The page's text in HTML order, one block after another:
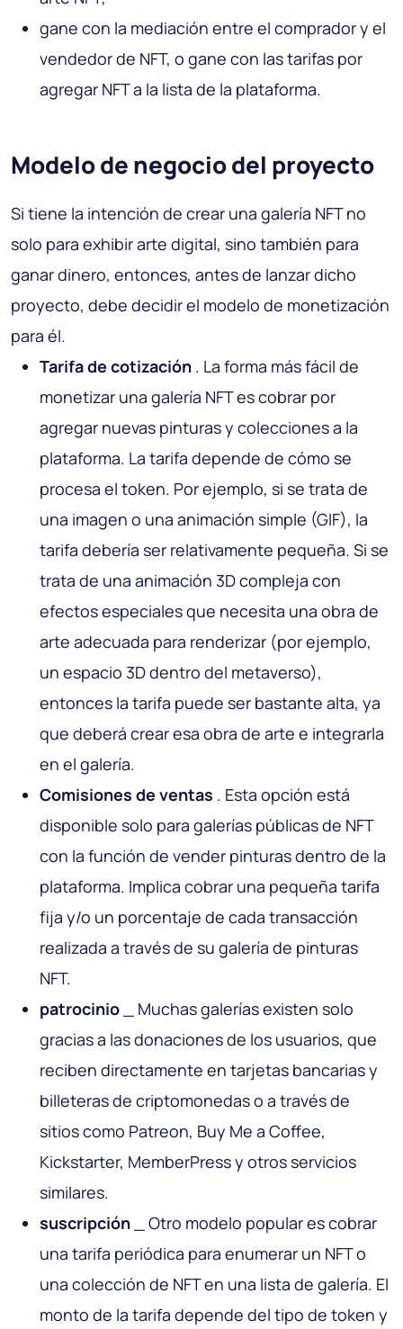
gane con la mediación entre el comprador y el
vendedor de NFT, o gane con las tarifas por
agregar NFT a la lista de la plataforma.
Modelo de negocio del proyecto
Si tiene la intención de crear una galería NFT no
solo para exhibir arte digital, sino también para
ganar dinero, entonces, antes de lanzar dicho
proyecto, debe decidir el modelo de monetización
para él.
Tarifa de cotización . La forma más fácil de
monetizar una galería NFT es cobrar por
agregar nuevas pinturas y colecciones a la
plataforma. La tarifa depende de cómo se
procesa el token. Por ejemplo, si se trata de
una imagen o una animación simple (GIF), la
tarifa debería ser relativamente pequeña. Si se
trata de una animación 3D compleja con
efectos especiales que necesita una obra de
arte adecuada para renderizar (por ejemplo,
un espacio 3D dentro del metaverso),
entonces la tarifa puede ser bastante alta, ya
que deberá crear esa obra de arte e integrarla
en el galería.
Comisiones de ventas . Esta opción está
disponible solo para galerías públicas de NFT
con la función de vender pinturas dentro de la
plataforma. Implica cobrar una pequeña tarifa
fija y/o un porcentaje de cada transacción
realizada a través de su galería de pinturas
NFT.
patrocinio
_ Muchas galerías existen solo
gracias a las donaciones de los usuarios, que
reciben directamente en tarjetas bancarias y
billeteras de criptomonedas o a través de
sitios como Patreon, Buy Me a Coffee,
Kickstarter, MemberPress y otros servicios
similares.
suscripción
_ Otro modelo popular es cobrar
una tarifa periódica para enumerar un NFT o
una colección de NFT en una lista de galería. El
monto de la tarifa depende del tipo de token y